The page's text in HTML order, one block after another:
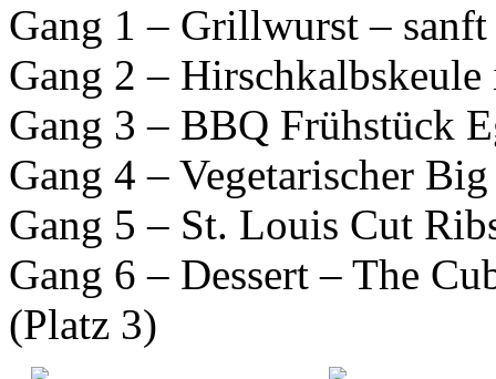
Gang 1 – Grillwurst –
Gang 2 –
Gang 3 – BBQ Frühstück
Gang 4 – Vegetarischer
Gang 5 – St. Louis Cut
Gang 6 – Dessert – The
(Platz 3)